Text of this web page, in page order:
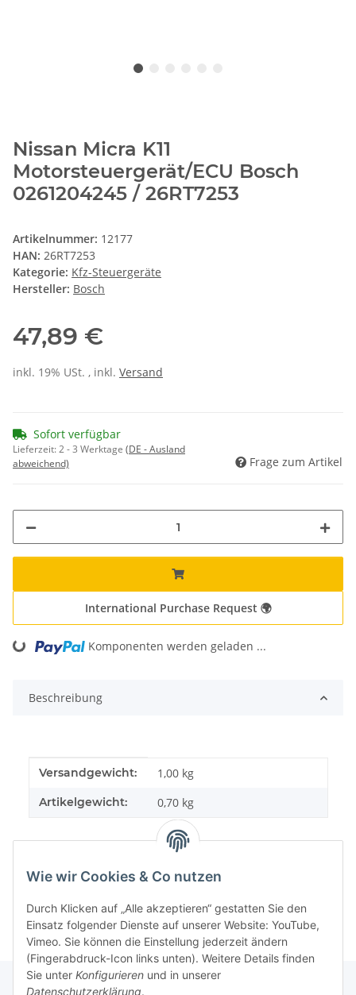
Wie wir Cookies & Co nutzen
Durch Klicken auf „Alle akzeptieren“ gestatten Sie den
Einsatz folgender Dienste auf unserer Website: YouTube,
Vimeo. Sie können die Einstellung jederzeit ändern
(Fingerabdruck-Icon links unten). Weitere Details finden
Sie unter Konfigurieren und in unserer
Datenschutzerklärung.
Nissan Micra K11
Motorsteuergerät/ECU Bosch
0261204245 / 26RT7253
Artikelnummer: 12177
HAN: 26RT7253
Kategorie: Kfz-Steuergeräte
Hersteller: Bosch
47,89 €
inkl. 19% USt. , inkl. Versand
Sofort verfügbar
Lieferzeit:2 - 3 Werktage (DE - Ausland
abweichend)
Frage zum Artikel
International Purchase Request 🌍
Loading... Komponenten werden geladen ...
Beschreibung
Produkteigenschaft
Wert
Versandgewicht: 1,00 kg
Artikelgewicht: 0,70 kg